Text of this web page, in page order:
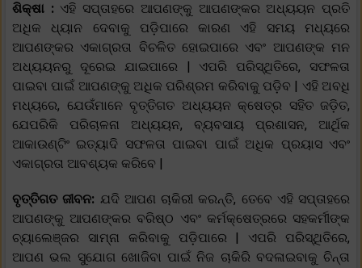
ଶିକ୍ଷା : ଏହି ସପ୍ତାହରେ ଆପଣଙ୍କୁ ଆପଣଙ୍କର ଅଧ୍ୟୟନ ପ୍ରତି
ଅଧିକ ଧ୍ୟାନ ଦେବାକୁ ପଡ଼ିପାରେ କାରଣ ଏହି ସମୟ ମଧ୍ୟରେ
ଆପଣଙ୍କର ଏକାଗ୍ରତା ବିଚଳିତ ହୋଇପାରେ ଏବଂ ଆପଣଙ୍କ ମନ
ଅଧ୍ୟୟନରୁ ଦୂରେଇ ଯାଇପାରେ | ଏପରି ପରିସ୍ଥିତିରେ, ସଫଳତା
ପାଇବା ପାଇଁ ଆପଣଙ୍କୁ ଅଧିକ ପରିଶ୍ରମ କରିବାକୁ ପଡ଼ିବ | ଏହି ଅବଧି
ମଧ୍ୟରେ, ଯେଉଁମାନେ ବୃତ୍ତିଗତ ଅଧ୍ୟୟନ କ୍ଷେତ୍ର ସହିତ ଜଡ଼ିତ,
ଯେପରିକି ପରିଚାଳନା ଅଧ୍ୟୟନ, ବ୍ୟବସାୟ ପ୍ରଶାସନ, ଆର୍ଥିକ
ଆକାଉଣ୍ଟିଂ ଇତ୍ୟାଦି ସଫଳତା ପାଇବା ପାଇଁ ଅଧିକ ପ୍ରୟାସ ଏବଂ
ଏକାଗ୍ରତା ଆବଶ୍ୟକ କରିବେ |
ବୃତ୍ତିଗତ ଜୀବନ: ଯଦି ଆପଣ ଚାକିରୀ କରନ୍ତି, ତେବେ ଏହି ସପ୍ତାହରେ
ଆପଣଙ୍କୁ ଆପଣଙ୍କର ବରିଷ୍ଠ ଏବଂ କର୍ମକ୍ଷେତ୍ରରେ ସହକର୍ମୀଙ୍କ
ଚ୍ୟାଲେଞ୍ଜର ସାମ୍ନା କରିବାକୁ ପଡ଼ିପାରେ | ଏପରି ପରିସ୍ଥିତିରେ,
ଆପଣ ଭଲ ସୁଯୋଗ ଖୋଜିବା ପାଇଁ ନିଜ ଚାକିରି ବଦଳାଇବାକୁ ଚିନ୍ତା